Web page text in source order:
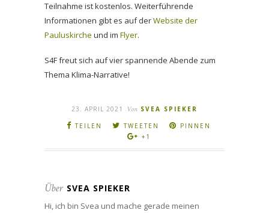
Teilnahme ist kostenlos. Weiterführende
Informationen gibt es auf derWebsite der
Pauluskirche und im Flyer.
S4F freut sich auf vier spannende Abende zum
Thema Klima-Narrative!
23. APRIL 2021 Von SVEA SPIEKER
TEILEN
TWEETEN
PINNEN
+1
Über SVEA SPIEKER
Hi, ich bin Svea und mache gerade meinen